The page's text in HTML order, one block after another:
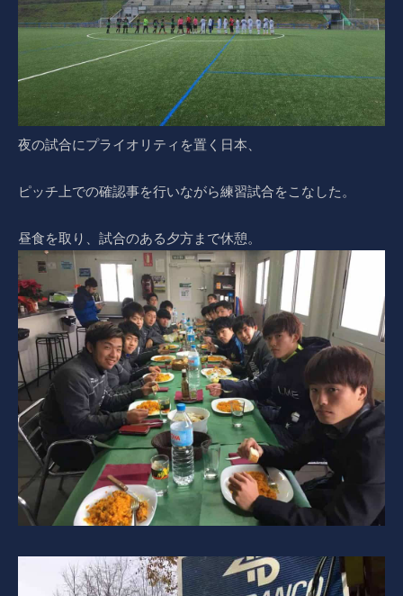
夜の試合にプライオリティを置く日本、
ピッチ上での確認事を行いながら練習試合をこなした。
昼食を取り、試合のある夕方まで休憩。